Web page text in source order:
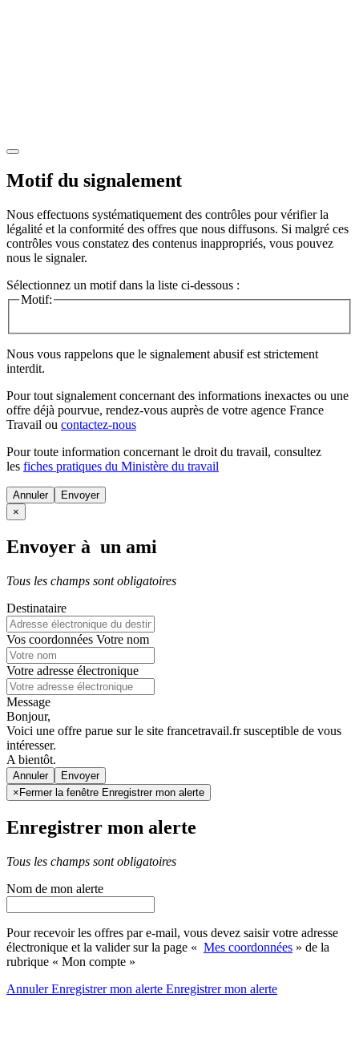
Motif du signalement
Nous effectuons systématiquement des contrôles pour vérifier la
légalité et la conformité des offres que nous diffusons. Si malgré ces
contrôles vous constatez des contenus inappropriés, vous pouvez
nous le signaler.
Sélectionnez un motif dans la liste ci-dessous :
Motif:
Nous vous rappelons que le signalement abusif est strictement
interdit.
Pour tout signalement concernant des informations inexactes ou une
offre déjà pourvue, rendez-vous auprès de votre agence France
Travail ou contactez-nous
Pour toute information concernant le droit du travail, consultez
les fiches pratiques du Ministère du travail
Annuler
×
Envoyer à un ami
Tous les champs sont obligatoires
Destinataire
Vos coordonnées Votre nom
Votre adresse électronique
Message
Bonjour,
Voici une offre parue sur le site francetravail.fr susceptible de vous
intéresser.
A bientôt.
Annuler
× Fermer la fenêtre Enregistrer mon alerte
Enregistrer mon alerte
Tous les champs sont obligatoires
Nom de mon alerte
Pour recevoir les offres par e-mail, vous devez saisir votre adresse
électronique et la valider sur la page « Mes coordonnées » de la
rubrique « Mon compte »
AnnulerEnregistrer mon alerte Enregistrermon alerte